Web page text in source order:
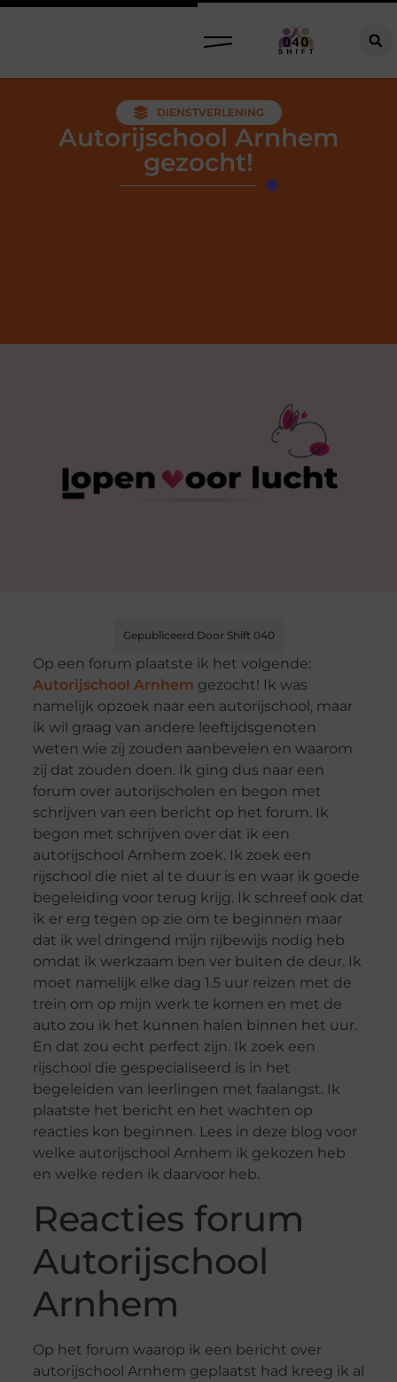
DIENSTVERLENING
Autorijschool Arnhem
gezocht!
Gepubliceerd Door Shift 040
Op een forum plaatste ik het volgende:
Autorijschool Arnhem gezocht! Ik was
namelijk opzoek naar een autorijschool, maar
ik wil graag van andere leeftijdsgenoten
weten wie zij zouden aanbevelen en waarom
zij dat zouden doen. Ik ging dus naar een
forum over autorijscholen en begon met
schrijven van een bericht op het forum. Ik
begon met schrijven over dat ik een
autorijschool Arnhem zoek. Ik zoek een
rijschool die niet al te duur is en waar ik goede
begeleiding voor terug krijg. Ik schreef ook dat
ik er erg tegen op zie om te beginnen maar
dat ik wel dringend mijn rijbewijs nodig heb
omdat ik werkzaam ben ver buiten de deur. Ik
moet namelijk elke dag 1.5 uur reizen met de
trein om op mijn werk te komen en met de
auto zou ik het kunnen halen binnen het uur.
En dat zou echt perfect zijn. Ik zoek een
rijschool die gespecialiseerd is in het
begeleiden van leerlingen met faalangst. Ik
plaatste het bericht en het wachten op
reacties kon beginnen. Lees in deze blog voor
welke autorijschool Arnhem ik gekozen heb
en welke reden ik daarvoor heb.
Reacties forum
Autorijschool
Arnhem
Op het forum waarop ik een bericht over
autorijschool Arnhem geplaatst had kreeg ik al